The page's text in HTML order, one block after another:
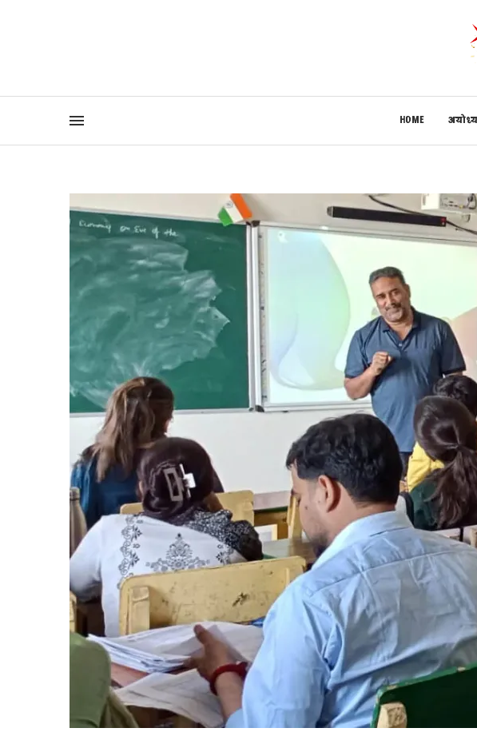
HOME